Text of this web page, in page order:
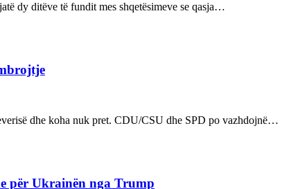
dy ditëve të fundit mes shqetësimeve se qasja…
dhe koha nuk pret. CDU/CSU dhe SPD po vazhdojnë…
për Ukrainën nga Trump